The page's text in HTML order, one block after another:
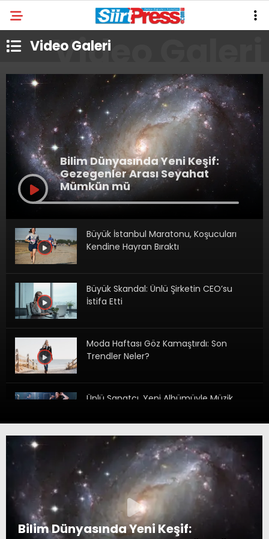
Video Galeri
Bilim Dünyasında Yeni Keşif:
Gezegenler Arası Seyahat
Mümkün mü
Büyük İstanbul Maratonu, Koşucuları
Kendine Hayran Bıraktı
Büyük Skandal: Ünlü Şirketin CEO’su
İstifa Etti
Moda Haftası Göz Kamaştırdı: Son
Trendler Neler?
Ünlü Sanatçı, Yeni Albümüyle Müzik
Dünya Şampiyonasında Büyük
Heyecan: Final Maçı Özetleri
Popüler Oyunun Yeni Sezonu Heyecan
Bilim Dünyasında Yeni Keşif: